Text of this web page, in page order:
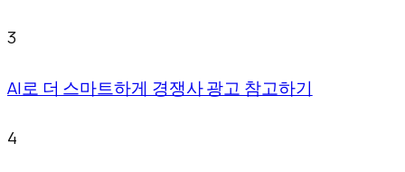
3
AI로 더 스마트하게 경쟁사 광고 참고하기
4